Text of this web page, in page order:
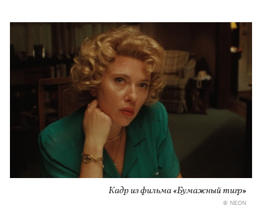
Кадр из фильма «Бумажный тигр»
© NEON